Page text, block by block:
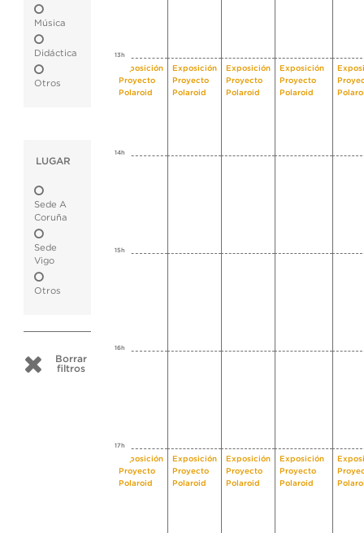
Música
Didáctica
Otros
LUGAR
Sede A
Coruña
Sede
Vigo
Otros
Borrar
filtros
13h
Exposición
Proyecto
Polaroid
Exposición
Proyecto
Polaroid
Exposición
Proyecto
Polaroid
Exposición
Proyecto
Polaroid
14h
15h
16h
17h
Exposición
Proyecto
Polaroid
Exposición
Proyecto
Polaroid
Exposición
Proyecto
Polaroid
Exposición
Proyecto
Polaroid